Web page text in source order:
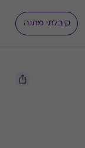
קיבלתי מתנה